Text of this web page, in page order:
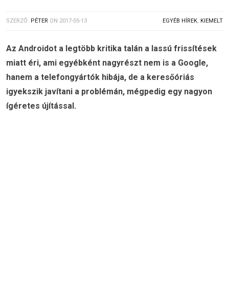
SZERZŐ: PÉTER ON 2017-05-13 EGYÉB HÍREK, KIEMELT
Az Androidot a legtöbb kritika talán a lassú frissítések
miatt éri, ami egyébként nagyrészt nem is a Google,
hanem a telefongyártók hibája, de a keresőóriás
igyekszik javítani a problémán, mégpedig egy nagyon
ígéretes újítással.